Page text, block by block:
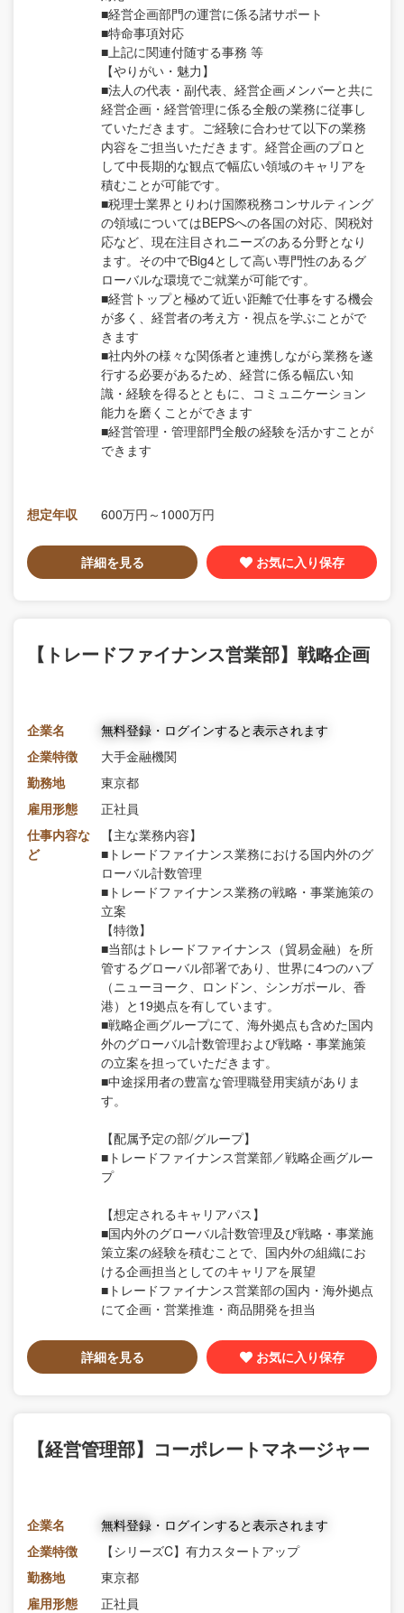
■経営企画部門の運営に係る諸サポート
■特命事項対応
■上記に関連付随する事務 等
【やりがい・魅力】
■法人の代表・副代表、経営企画メンバーと共に
経営企画・経営管理に係る全般の業務に従事し
ていただきます。ご経験に合わせて以下の業務
内容をご担当いただきます。経営企画のプロと
して中長期的な観点で幅広い領域のキャリアを
積むことが可能です。
■税理士業界とりわけ国際税務コンサルティング
の領域についてはBEPSへの各国の対応、関税対
応など、現在注目されニーズのある分野となり
ます。その中でBig4として高い専門性のあるグ
ローバルな環境でご就業が可能です。
■経営トップと極めて近い距離で仕事をする機会
が多く、経営者の考え方・視点を学ぶことがで
きます
■社内外の様々な関係者と連携しながら業務を遂
行する必要があるため、経営に係る幅広い知
識・経験を得るとともに、コミュニケーション
能力を磨くことができます
■経営管理・管理部門全般の経験を活かすことが
できます
想定年収 600万円～1000万円
詳細を見る お気に入り保存
【トレードファイナンス営業部】戦略企画
企業名
無料登録・ログインすると表示されます
企業特徴
大手金融機関
勤務地
東京都
雇用形態
正社員
仕事内容な
ど
【主な業務内容】
■トレードファイナンス業務における国内外のグ
ローバル計数管理
■トレードファイナンス業務の戦略・事業施策の
立案
【特徴】
■当部はトレードファイナンス（貿易金融）を所
管するグローバル部署であり、世界に4つのハブ
（ニューヨーク、ロンドン、シンガポール、香
港）と19拠点を有しています。
■戦略企画グループにて、海外拠点も含めた国内
外のグローバル計数管理および戦略・事業施策
の立案を担っていただきます。
■中途採用者の豊富な管理職登用実績がありま
す。
【配属予定の部/グループ】
■トレードファイナンス営業部／戦略企画グルー
プ
【想定されるキャリアパス】
■国内外のグローバル計数管理及び戦略・事業施
策立案の経験を積むことで、国内外の組織にお
ける企画担当としてのキャリアを展望
■トレードファイナンス営業部の国内・海外拠点
にて企画・営業推進・商品開発を担当
詳細を見る お気に入り保存
【経営管理部】コーポレートマネージャー
企業名
無料登録・ログインすると表示されます
企業特徴
【シリーズC】有力スタートアップ
勤務地
東京都
雇用形態
正社員